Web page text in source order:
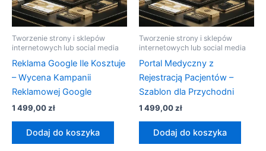
Tworzenie strony i sklepów
internetowych lub social media
Reklama Google Ile Kosztuje
– Wycena Kampanii
Reklamowej Google
1 499,00zł
Dodaj do koszyka
Tworzenie strony i sklepów
internetowych lub social media
Portal Medyczny z
Rejestracją Pacjentów –
Szablon dla Przychodni
1 499,00zł
Dodaj do koszyka